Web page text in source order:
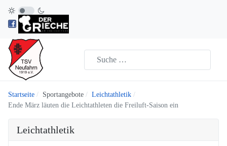
Startseite Sportangebote
Leichtathletik
Ende März läuten die Leichtathleten die Freiluft-Saison ein
Leichtathletik